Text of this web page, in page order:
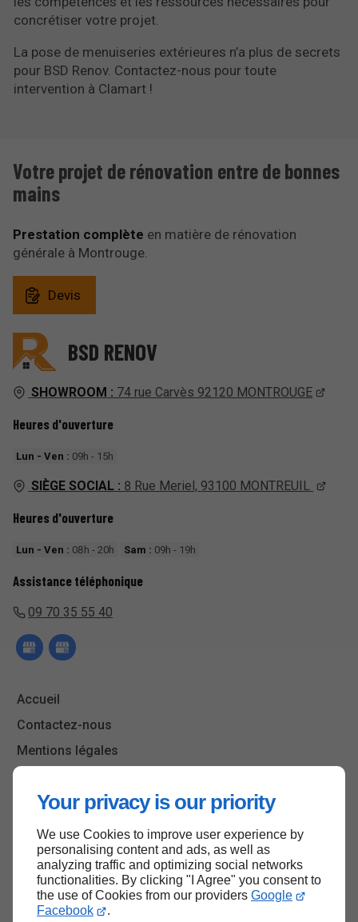
Your privacy is our priority
We use Cookies to improve user experience by
personalising content and ads, as well as
analyzing traffic and optimizing social networks
functionalities. By clicking "I Agree" you consent to
the use of Cookies from our providers Google
Facebook
.
concrétiser votre projet.
La pose de menuiseries extérieures n’a plus de secrets
pour BSD Renov. Contactez-nous pour toute
intervention à Clamart !
BSD RENOV
SHOWROOM : 74 rue Carvès 92120 MONTROUGE
Heures d'ouverture
Lun - Ven : 09h - 15h
SIÈGE SOCIAL : 8 Rue Meriel, 93100 MONTREUIL
Heures d'ouverture
Lun - Ven : 08h - 20h Sam : 09h - 19h
Assistance téléphonique
09 70 35 55 40
Accueil
Contactez-nous
Mentions légales
Votre projet de rénovation entre de bonnes
mains
Prestation complète en matière de rénovation
générale à Montrouge.
Devis
Haut de page